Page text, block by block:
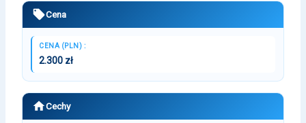
Cena
CENA (PLN) :
2.300 zł
Cechy